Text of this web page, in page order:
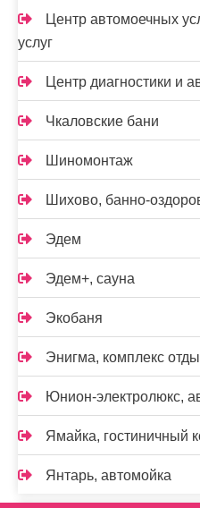
Центр автомоечных
услуг
Центр диагностики и
Чкаловские бани
Шиномонтаж
Шихово, банно-
Эдем
Эдем+, сауна
Экобаня
Энигма, комплекс
Юнион-электролюкс,
Ямайка, гостиничный
Янтарь, автомойка